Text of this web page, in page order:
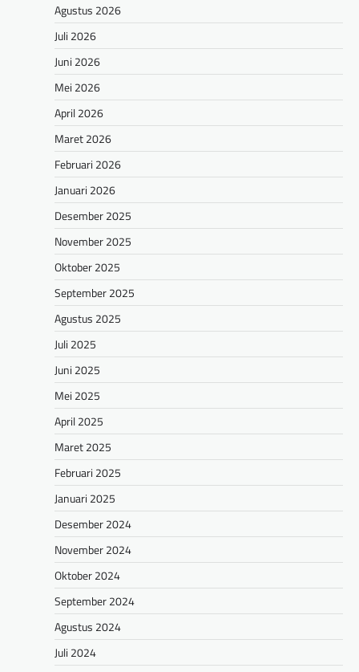
Agustus 2026
Juli 2026
Juni 2026
Mei 2026
April 2026
Maret 2026
Februari 2026
Januari 2026
Desember 2025
November 2025
Oktober 2025
September 2025
Agustus 2025
Juli 2025
Juni 2025
Mei 2025
April 2025
Maret 2025
Februari 2025
Januari 2025
Desember 2024
November 2024
Oktober 2024
September 2024
Agustus 2024
Juli 2024